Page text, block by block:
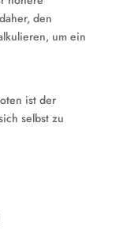
den
um ein
ist der
selbst zu